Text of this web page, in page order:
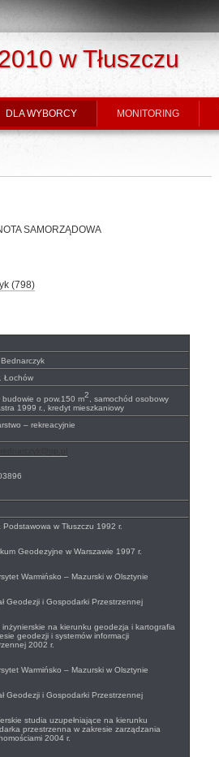
w Tłuszczu
DLA WYBORCY MONITORING
SAMORZĄDOWA
(798)
Bednarczyk
Łochów
budowie o pow.150 m2 , samochód osobowy
1999 r., kredyt mieszkaniowy
– rekreacyjnie
Podstawowa w Tłuszczu 1992 r.
Geodezyjne w Warszawie 1997 r.
Warmińsko – Mazurski w Olsztynie
Geodezji i Gospodarki Przestrzennej
inżynierskie na kierunku geodezja i kartografia
geodezji i systemów informacji
2002 r.
Warmińsko – Mazurski w Olsztynie
Geodezji i Gospodarki Przestrzennej
studia uzupełniające na kierunku
przestrzenna w zakresie zarządzania
2004 r.